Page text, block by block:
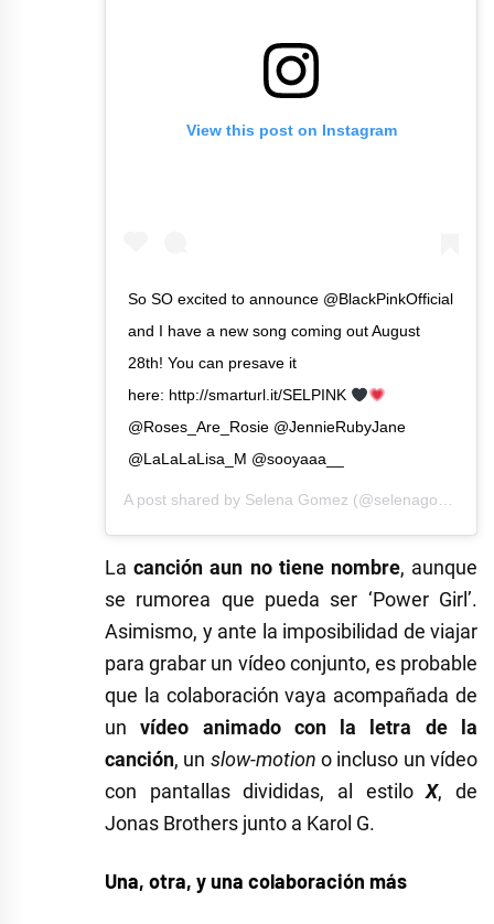
View this post on Instagram
So SO excited to announce @BlackPinkOfficial
and I have a new song coming out August
28th! You can presave it
here: http://smarturl.it/SELPINK
@Roses_Are_Rosie @JennieRubyJane
@LaLaLaLisa_M @sooyaaa__
A post shared by Selena Gomez (@selenagomez) on
Lacanción aun no tiene nombre, aunque
se rumorea que pueda ser ‘Power Girl’.
Asimismo, y ante la imposibilidad de viajar
para grabar un vídeo conjunto, es probable
que la colaboración vaya acompañada de
unvídeo animado con la letra de la
canción, un slow-motion o incluso un vídeo
con pantallas divididas, al estiloX, de
Jonas Brothers junto a Karol G.
Una, otra, y una colaboración más